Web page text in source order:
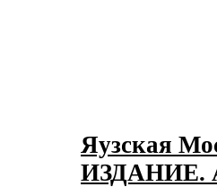
Яузская
ИЗДАНИЕ.